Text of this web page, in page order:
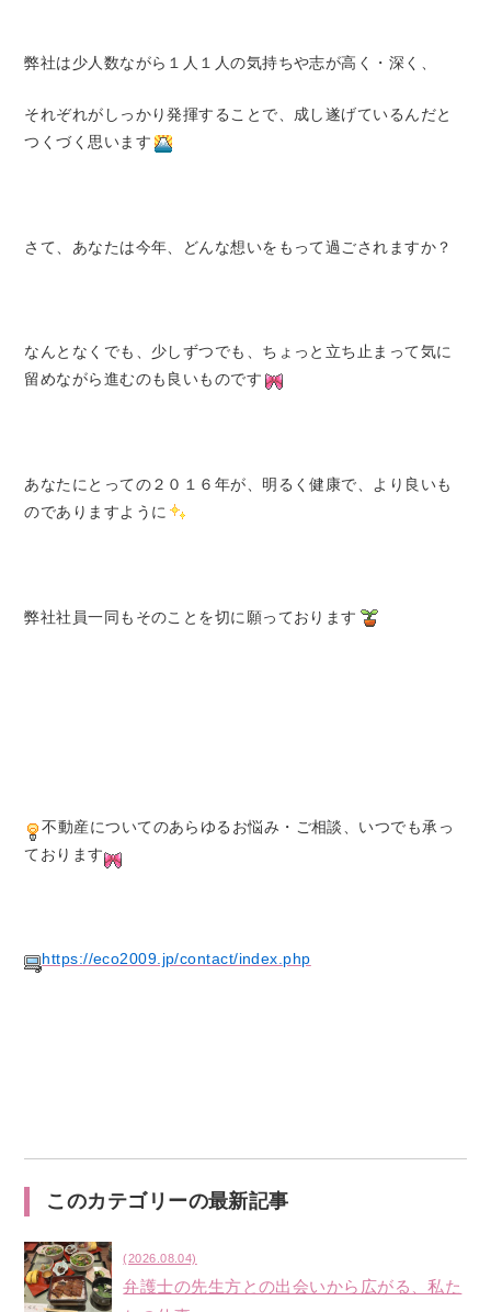
弊社は少人数ながら１人１人の気持ちや志が高く・深く、
それぞれがしっかり発揮することで、成し遂げているんだと
つくづく思います
さて、あなたは今年、どんな想いをもって過ごされますか？
なんとなくでも、少しずつでも、ちょっと立ち止まって気に
留めながら進むのも良いものです
あなたにとっての２０１６年が、明るく健康で、より良いも
のでありますように
弊社社員一同もそのことを切に願っております
不動産についてのあらゆるお悩み・ご相談、いつでも承っ
ております
https://eco2009.jp/contact/index.php
このカテゴリーの最新記事
(2026.08.04)
弁護士の先生方との出会いから広がる、私た